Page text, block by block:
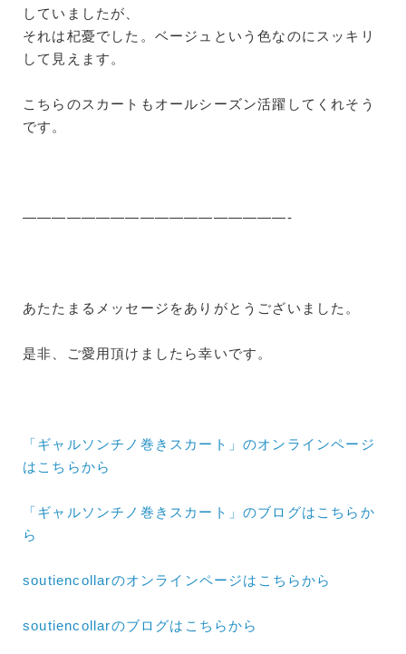
していましたが、
それは杞憂でした。ベージュという色なのにスッキリ
して見えます。
こちらのスカートもオールシーズン活躍してくれそう
です。
——————————————————-
あたたまるメッセージをありがとうございました。
是非、ご愛用頂けましたら幸いです。
「ギャルソンチノ巻きスカート」のオンラインページ
はこちらから
「ギャルソンチノ巻きスカート」のブログはこちらか
ら
soutiencollarのオンラインページはこちらから
soutiencollarのブログはこちらから